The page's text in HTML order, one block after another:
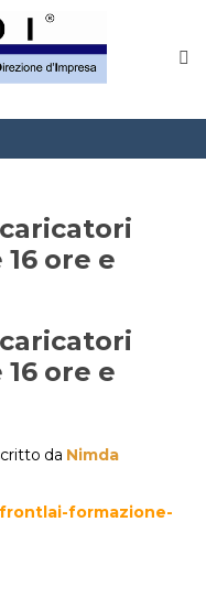
ore e
ore e
da Nimda